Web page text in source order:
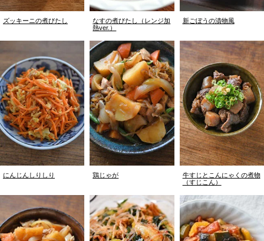
ズッキーニの煮びたし
なすの煮びたし（レンジ加
熱ver.）
新ごぼうの漬物風
にんじんしりしり 鶏じゃが
牛すじとこんにゃくの煮物
（すじこん）